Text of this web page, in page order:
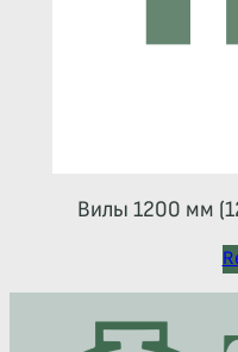
Вилы 1200 мм